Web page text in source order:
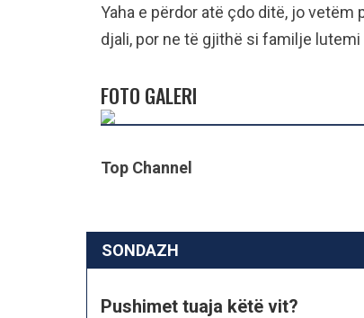
Yaha e përdor atë çdo ditë, jo vetëm
djali, por ne të gjithë si familje
FOTO GALERI
Top Channel
SONDAZH
Pushimet tuaja këtë vit?